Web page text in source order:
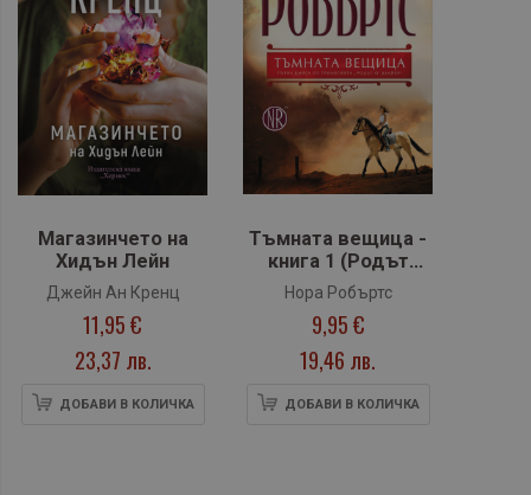
Магазинчето на
Хидън Лейн
Джейн Ан Кренц
11,95 €
23,37 лв.
ДОБАВИ В КОЛИЧКА
Тъмната вещица -
книга 1 (Родът
О`Дуайър)
Нора Робъртс
9,95 €
19,46 лв.
ДОБАВИ В КОЛИЧКА